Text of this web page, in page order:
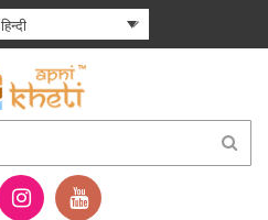
हिन्दी